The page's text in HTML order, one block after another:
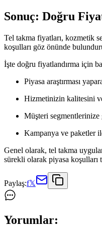
Sonuç: Doğru
Tel takma fiyatları, kozmetik
koşulları göz önünde
İşte doğru fiyatlandırma için
Piyasa araştırması
Hizmetinizin kalitesini ve
Müşteri segmentlerinize
Kampanya ve paketler
Genel olarak, tel takma
sürekli olarak piyasa koşulları
Paylaş:f𝕏
Yorumlar: